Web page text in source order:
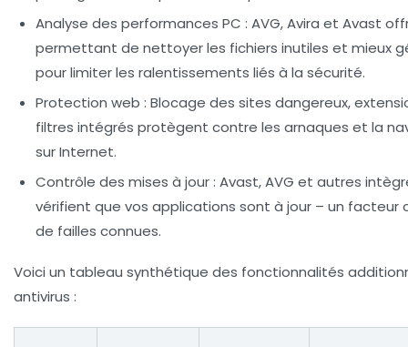
Analyse des performances PC : AVG, Avira et Avast
permettant de nettoyer les fichiers inutiles et mieux
pour limiter les ralentissements liés à la sécurité.
Protection web : Blocage des sites dangereux,
filtres intégrés protègent contre les arnaques et la
sur Internet.
Contrôle des mises à jour : Avast, AVG et autres
vérifient que vos applications sont à jour – un facteur
de failles connues.
Voici un tableau synthétique des fonctionnalités
antivirus :